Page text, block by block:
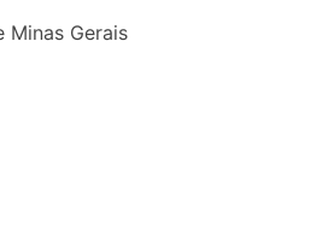
Minas Gerais